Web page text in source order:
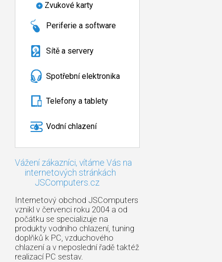
Zvukové karty
Periferie a software
Sítě a servery
Spotřební elektronika
Telefony a tablety
Vodní chlazení
Vážení zákazníci, vítáme Vás na
internetových stránkách
JSComputers.cz
Internetový obchod JSComputers
vznikl v červenci roku 2004 a od
počátku se specializuje na
produkty vodního chlazení, tuning
doplňků k PC, vzduchového
chlazení a v neposlední řadě taktéž
realizací PC sestav.